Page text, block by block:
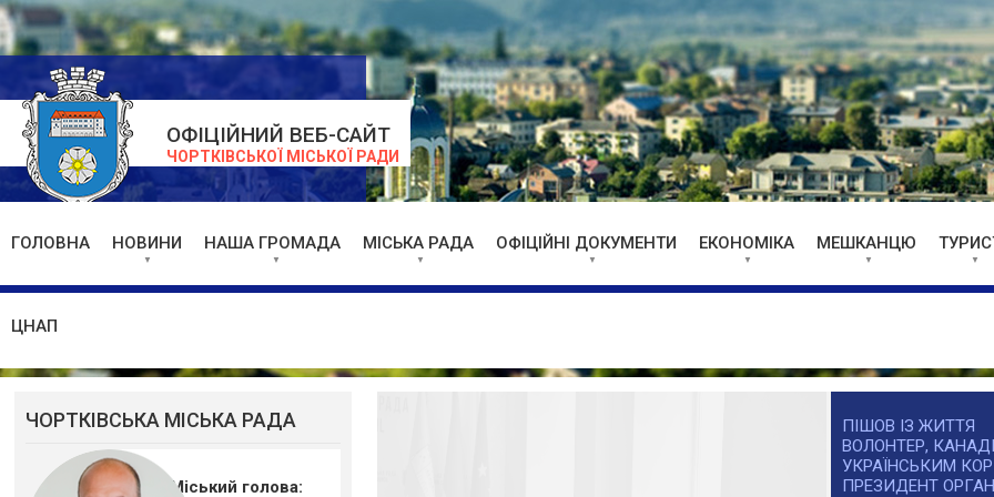
ОФІЦІЙНИЙ ВЕБ-САЙТ
ЧОРТКІВСЬКОЇ МІСЬКОЇ РАДИ
ГОЛОВНА НОВИНИ НАША ГРОМАДА МІСЬКА РАДА ОФІЦІЙНІ ДОКУМЕНТИ ЕКОНОМІКА МЕШКАНЦЮ
ЦНАП
ЧОРТКІВСЬКА МІСЬКА РАДА
Міський голова:
ПІШОВ ІЗ ЖИТТЯ
ВОЛОНТЕР,
УКРАЇНСЬКИМ
ПРЕЗИДЕНТ